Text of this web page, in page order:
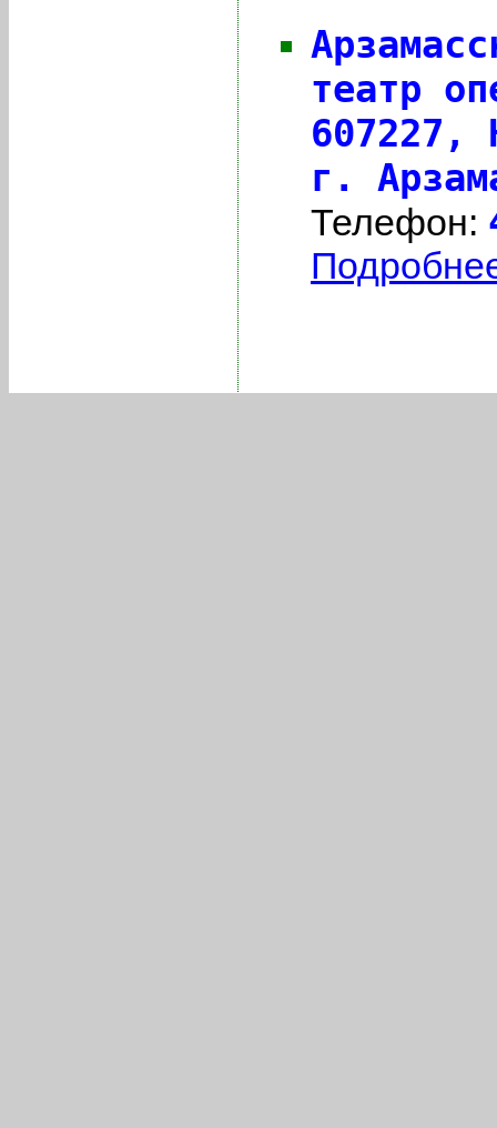
театр
607227,
г.
Телефон: